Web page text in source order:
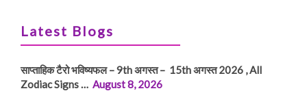
Latest Blogs
साप्ताहिक टैरो भविष्यफल – 9th अगस्त – 15th अगस्त 2026 , All
Zodiac Signs … August 8, 2026